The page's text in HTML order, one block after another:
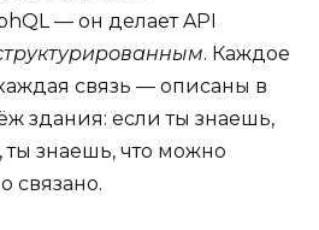
— он делает API
. Каждое
связь — описаны в
здания: если ты знаешь,
ты знаешь, что можно
связано.